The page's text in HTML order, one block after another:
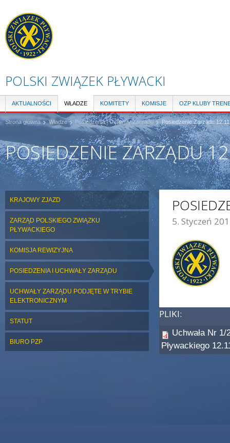
POLSKI ZWIĄZEK PŁYWACKI
AKTUALNOŚCI WŁADZE KOMITETY KOMISJE OZP KLUBY
Strona główna Władze Posiedzenia i Uchwały Zarządu Posiedzenie Zarządu
POSIEDZENIE ZARZĄDU
KRAJOWY ZJAZD
ZARZĄD POLSKIEGO ZWIĄZKU
PŁYWACKIEGO
KOMISJA REWIZYJNA
POSIEDZENIA I UCHWAŁY ZARZĄDU
UCHWAŁY ZARZĄDU PODJĘTE W TRYBIE
ELEKTRONICZNYM
STATUT
BIURO PZP
5. Styczeń
ZDJĘCIE GŁÓWNE:
PLIKI:
Uchwała Nr
Pływackiego